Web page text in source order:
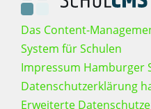
Das Content-
System für Schulen
Impressum Hamburger
Datenschutzerklärung
Erweiterte